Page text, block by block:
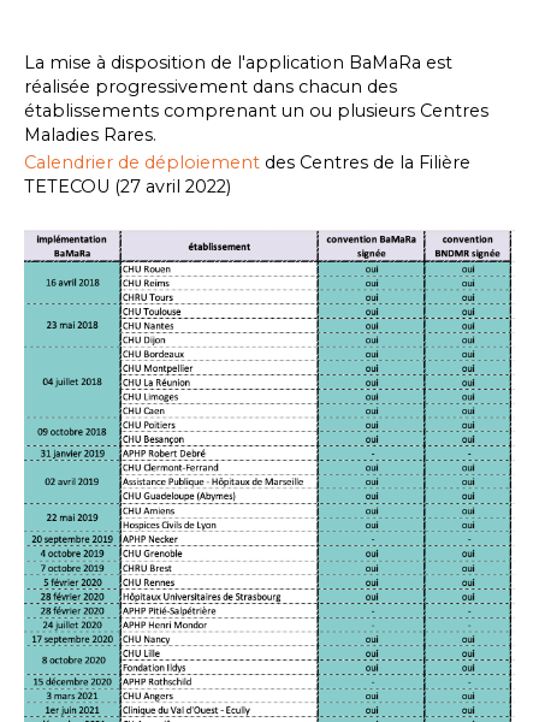
La mise à disposition de l'application BaMaRa est
réalisée progressivement dans chacun des
établissements comprenant un ou plusieurs Centres
Maladies Rares.
Calendrier de déploiement des Centres de la Filière
TETECOU (27 avril 2022)